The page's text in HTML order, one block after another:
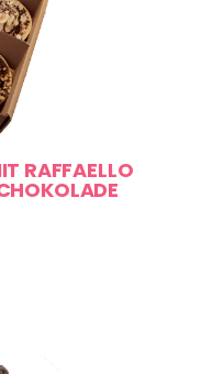
RAFFAELLO